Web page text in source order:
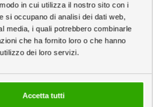
in cui utilizza il nostro sito con i
si occupano di analisi dei dati web,
media, i quali potrebbero combinarle
che ha fornito loro o che hanno
dei loro servizi.
Accetta tutti
Stampata in
cartone per A6 o
10x21
Stampata in
cartone per A5